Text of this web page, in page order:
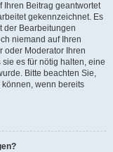
Ihren Beitrag geantwortet
gekennzeichnet. Es
der Bearbeitungen
niemand auf Ihren
oder Moderator Ihren
es für nötig halten, eine
Bitte beachten Sie,
wenn bereits